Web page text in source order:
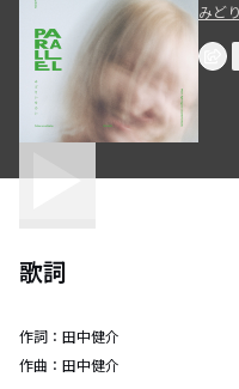
みど
歌詞
作詞： 田中健介
作曲： 田中健介